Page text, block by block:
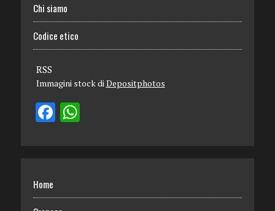
Chi siamo
Codice etico
RSS
Immagini stock di Depositphotos
Home